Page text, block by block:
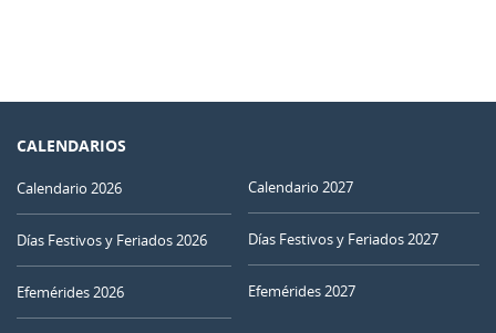
CALENDARIOS
Calendario 2026
Días Festivos y Feriados 2026
Efemérides 2026
Calendario 2027
Días Festivos y Feriados 2027
Efemérides 2027